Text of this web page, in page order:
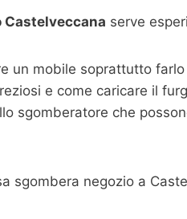
Castelveccana serve
un mobile soprattutto
e come caricare il
sgomberatore che
sgombera negozio a